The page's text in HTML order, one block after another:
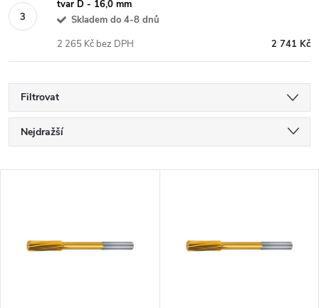
tvar D - 16,0 mm
Skladem do 4-8 dnů
2 741 Kč
2 265 Kč bez DPH
Filtrovat
Ř
a
Nejdražší